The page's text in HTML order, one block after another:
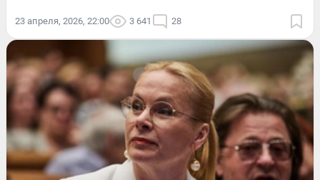
23 апреля, 2026, 22:00 3 641 28